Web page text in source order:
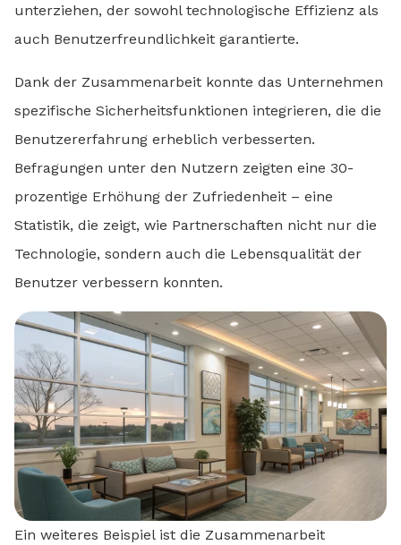
unterziehen, der sowohl technologische Effizienz als
auch Benutzerfreundlichkeit garantierte.
Dank der Zusammenarbeit konnte das Unternehmen
spezifische Sicherheitsfunktionen integrieren, die die
Benutzererfahrung erheblich verbesserten.
Befragungen unter den Nutzern zeigten eine 30-
prozentige Erhöhung der Zufriedenheit – eine
Statistik, die zeigt, wie Partnerschaften nicht nur die
Technologie, sondern auch die Lebensqualität der
Benutzer verbessern konnten.
Ein weiteres Beispiel ist die Zusammenarbeit